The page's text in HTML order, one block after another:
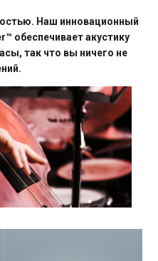
Наш инновационный
обеспечивает акустику
так что вы ничего не